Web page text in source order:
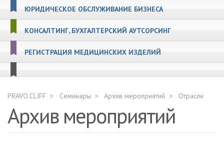
ЮРИДИЧЕСКОЕ ОБСЛУЖИВАНИЕ БИЗНЕСА
КОНСАЛТИНГ, БУХГАЛТЕРСКИЙ АУТСОРСИНГ
РЕГИСТРАЦИЯ МЕДИЦИНСКИХ ИЗДЕЛИЙ
PRAVO.CLIFF Семинары Архив мероприятий Отрасли
Архив мероприятий